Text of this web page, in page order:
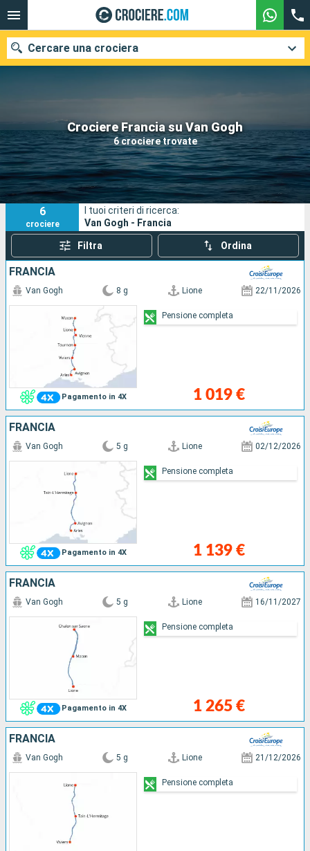
Crociere Francia su Van Gogh
6 crociere trovate
Cercare una crociera
Le nostre destinazioni
Mesi di partenza
Porti Compagnie
Ricerca
6
crociere
I tuoi criteri di ricerca:
Van Gogh - Francia
Filtra Ordina
FRANCIA
Pagamento in 4X
Van Gogh 8 g Lione 22/11/2026
1 019 €
Pensione completa
FRANCIA
Pagamento in 4X
Van Gogh 5 g Lione 02/12/2026
1 139 €
Pensione completa
FRANCIA
Pagamento in 4X
Van Gogh 5 g Lione 16/11/2027
1 265 €
Pensione completa
FRANCIA
Van Gogh 5 g Lione 21/12/2026
Pensione completa